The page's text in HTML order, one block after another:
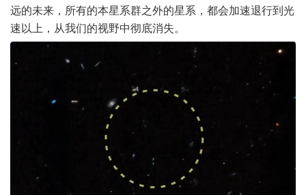
远的未来，所有的本星系群之外的星系，都会加速退行到光
速以上，从我们的视野中彻底消失。